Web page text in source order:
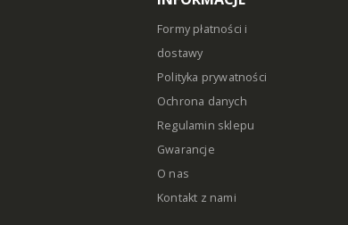
Formy płatności i
dostawy
Polityka prywatności
Ochrona danych
Regulamin sklepu
Gwarancje
O nas
Kontakt z nami